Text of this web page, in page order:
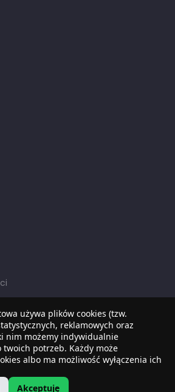
używa plików cookies (tzw.
reklamowych oraz
nim możemy indywidualnie
potrzeb. Każdy może
albo ma możliwość wyłączenia ich
Akceptuję